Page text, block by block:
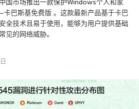
国市场推出一款保护Windows个人和家
巴斯基免费版 。这款最新产品基于卡巴
全技术且易于使用，能够为用户提供基础
见的网络威胁。